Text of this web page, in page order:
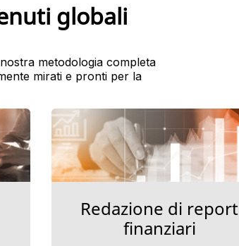
globali
metodologia completa
mirati e pronti per la
Redazione di report
finanziari